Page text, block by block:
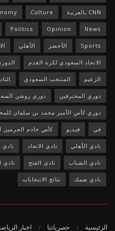
CNN بالعربية Culture
News
Opinion
Politics
Sports الأخضر الأهلي
الاتحاد السعودي لكرة القدم
الزعيم المنتخب السعودي
دوري المحترفين دوري روشن
دوري كأس الأمير محمد بن سلمان
في فيديو كأس خادم الحرمين
نادي الأهلي نادي الاتحاد نادي
نادي الشباب نادي الفتح نادي
نادي ضمك نتائج الانتخابات
الرئيسية حصرياتنا اخبار